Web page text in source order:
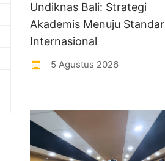
Undiknas Bali: Strategi
Akademis Menuju Standar
Internasional
5 Agustus 2026